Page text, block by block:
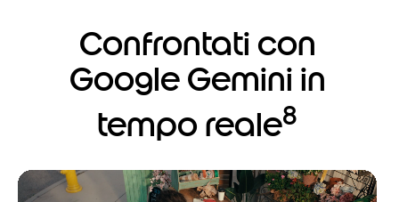
Confrontati con
Google Gemini in
tempo reale8